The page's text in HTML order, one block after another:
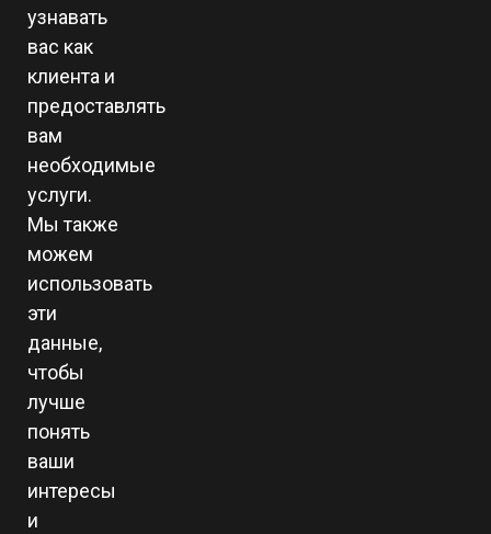
узнавать
вас как
клиента и
предоставлять
вам
необходимые
услуги.
Мы также
можем
использовать
эти
данные,
чтобы
лучше
понять
ваши
интересы
и